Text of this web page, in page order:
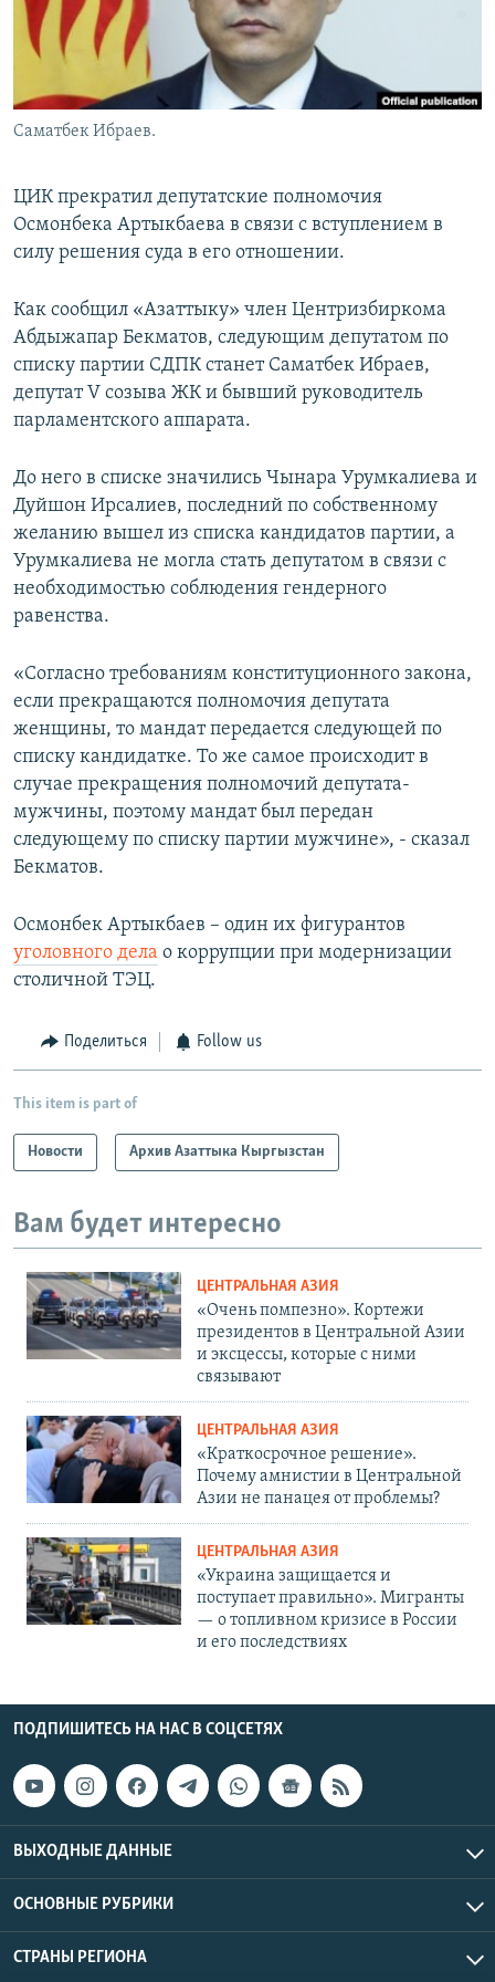
Саматбек Ибраев.
ЦИК прекратил депутатские полномочия
Осмонбека Артыкбаева в связи с вступлением в
силу решения суда в его отношении.
Как сообщил «Азаттыку» член Центризбиркома
Абдыжапар Бекматов, следующим депутатом по
списку партии СДПК станет Саматбек Ибраев,
депутат V созыва ЖК и бывший руководитель
парламентского аппарата.
До него в списке значились Чынара Урумкалиева и
Дуйшон Ирсалиев, последний по собственному
желанию вышел из списка кандидатов партии, а
Урумкалиева не могла стать депутатом в связи с
необходимостью соблюдения гендерного
равенства.
«Согласно требованиям конституционного закона,
если прекращаются полномочия депутата
женщины, то мандат передается следующей по
списку кандидатке. То же самое происходит в
случае прекращения полномочий депутата-
мужчины, поэтому мандат был передан
следующему по списку партии мужчине», - сказал
Бекматов.
Осмонбек Артыкбаев – один их фигурантов
уголовного дела о коррупции при модернизации
столичной ТЭЦ.
Поделиться Follow us
This item is part of
Новости Архив Азаттыка Кыргызстан
Вам будет интересно
ЦЕНТРАЛЬНАЯ АЗИЯ
«Очень помпезно». Кортежи
президентов в Центральной Азии
и эксцессы, которые с ними
связывают
ЦЕНТРАЛЬНАЯ АЗИЯ
«Краткосрочное решение».
Почему амнистии в Центральной
Азии не панацея от проблемы?
ЦЕНТРАЛЬНАЯ АЗИЯ
«Украина защищается и
поступает правильно». Мигранты
— о топливном кризисе в России
и его последствиях
ПОДПИШИТЕСЬ НА НАС В СОЦСЕТЯХ
ВЫХОДНЫЕ ДАННЫЕ
ОСНОВНЫЕ РУБРИКИ
СТРАНЫ РЕГИОНА